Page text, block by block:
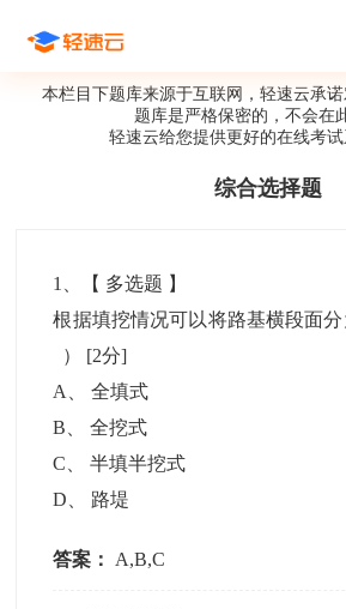
本栏目下题库来源于互联网，轻速云承
题库是严格保密的，不会在
轻速云给您提供更好的在线考
综合选择题
1 、【 多选题 】
根据填挖情况可以将路基横段面
） [2分]
A
、全填式
B 、全挖式
C 、半填半挖式
D
路堤
答案： A,B,C